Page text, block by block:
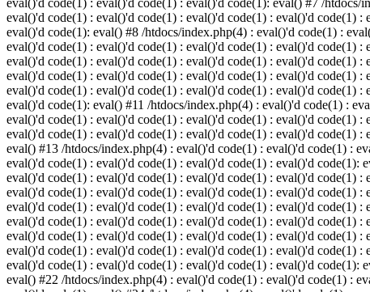
eval()'d code(1) : eval()'d code(1) : eval()'d code(1): eval() #7 /
eval()'d code(1) : eval()'d code(1) : eval()'d code(1) : eval()'d code(1)
eval()'d code(1): eval() #8 /htdocs/index.php(4) : eval()'d code(1) :
eval()'d code(1) : eval()'d code(1) : eval()'d code(1) : eval()'d code(1)
eval()'d code(1) : eval()'d code(1) : eval()'d code(1) : eval()'d code(1)
eval()'d code(1) : eval()'d code(1) : eval()'d code(1) : eval()'d code(1)
eval()'d code(1) : eval()'d code(1) : eval()'d code(1) : eval()'d code(1)
eval()'d code(1): eval() #11 /htdocs/index.php(4) : eval()'d code(1) :
eval()'d code(1) : eval()'d code(1) : eval()'d code(1) : eval()'d code(1)
eval()'d code(1) : eval()'d code(1) : eval()'d code(1) : eval()'d code(1)
eval() #13 /htdocs/index.php(4) : eval()'d code(1) : eval()'d code(1) :
eval()'d code(1) : eval()'d code(1) : eval()'d code(1) : eval()'d
eval()'d code(1) : eval()'d code(1) : eval()'d code(1) : eval()'d code(1)
eval()'d code(1) : eval()'d code(1) : eval()'d code(1) : eval()'d code(1)
eval()'d code(1) : eval()'d code(1) : eval()'d code(1) : eval()'d code(1)
eval()'d code(1) : eval()'d code(1) : eval()'d code(1) : eval()'d code(1)
eval()'d code(1) : eval()'d code(1) : eval()'d code(1) : eval()'d code(1)
eval()'d code(1) : eval()'d code(1) : eval()'d code(1) : eval()'d code(1)
eval()'d code(1) : eval()'d code(1) : eval()'d code(1) : eval()'d
eval() #22 /htdocs/index.php(4) : eval()'d code(1) : eval()'d code(1) :